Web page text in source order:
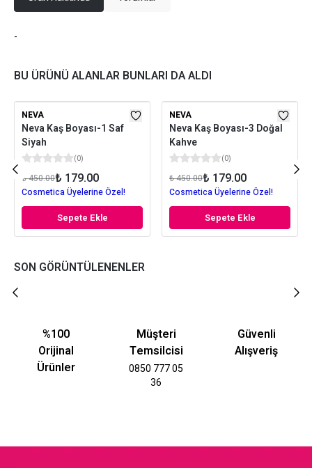
-
BU ÜRÜNÜ ALANLAR BUNLARI DA ALDI
NEVA
Neva Kaş Boyası-1 Saf
Siyah
(0)
₺ 450.00₺ 179.00
Cosmetica Üyelerine Özel!
Sepete Ekle
NEVA
Neva Kaş Boyası-3 Doğal
Kahve
(0)
₺ 450.00₺ 179.00
Cosmetica Üyelerine Özel!
Sepete Ekle
SON GÖRÜNTÜLENENLER
%100
Orijinal
Ürünler
Müşteri
Temsilcisi
0850 777 05
36
Güvenli
Alışveriş